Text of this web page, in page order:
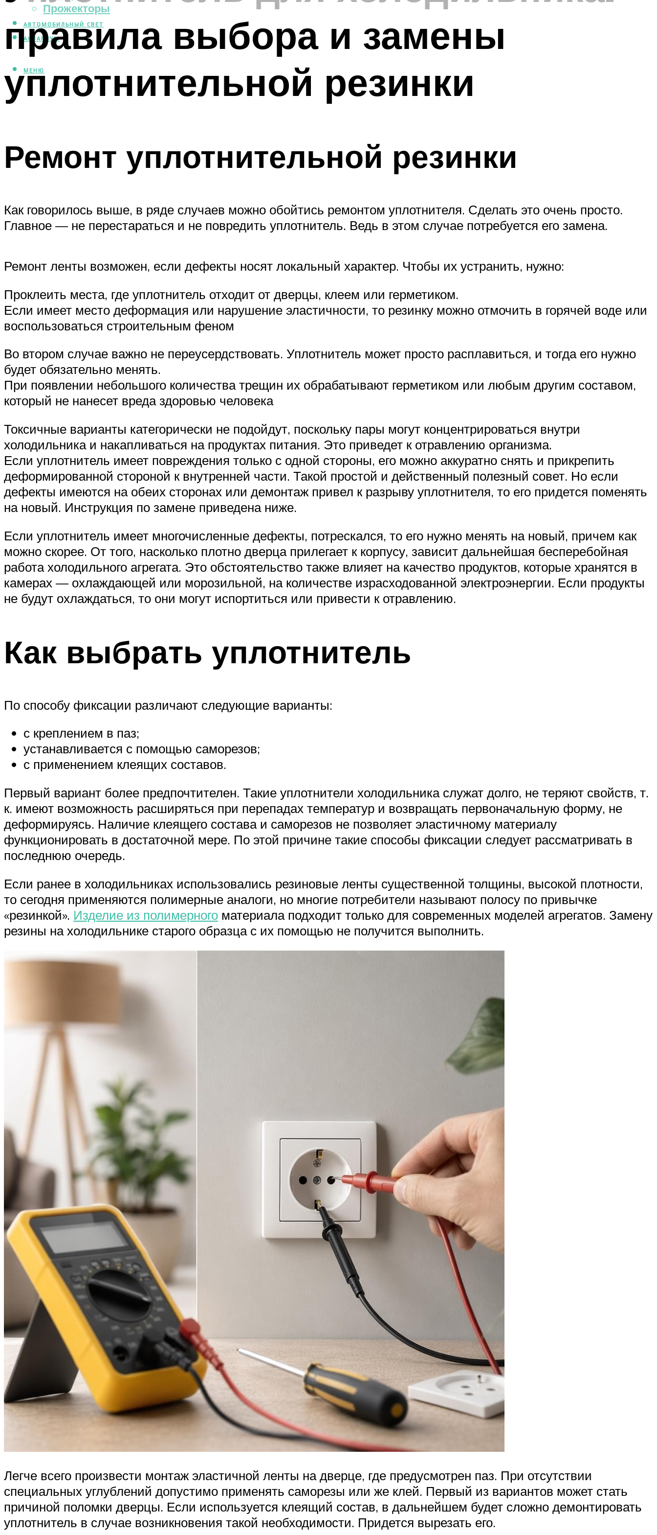
Прожекторы
АВТОМОБИЛЬНЫЙ СВЕТ
АКВАРИУМ
МЕНЮ
правила выбора и замены
уплотнительной резинки
Ремонт уплотнительной резинки
Как говорилось выше, в ряде случаев можно обойтись ремонтом уплотнителя. Сделать это очень просто.
Главное — не перестараться и не повредить уплотнитель. Ведь в этом случае потребуется его замена.
Ремонт ленты возможен, если дефекты носят локальный характер. Чтобы их устранить, нужно:
Проклеить места, где уплотнитель отходит от дверцы, клеем или герметиком.
Если имеет место деформация или нарушение эластичности, то резинку можно отмочить в горячей воде или
воспользоваться строительным феном
Во втором случае важно не переусердствовать. Уплотнитель может просто расплавиться, и тогда его нужно
будет обязательно менять.
При появлении небольшого количества трещин их обрабатывают герметиком или любым другим составом,
который не нанесет вреда здоровью человека
Токсичные варианты категорически не подойдут, поскольку пары могут концентрироваться внутри
холодильника и накапливаться на продуктах питания. Это приведет к отравлению организма.
Если уплотнитель имеет повреждения только с одной стороны, его можно аккуратно снять и прикрепить
деформированной стороной к внутренней части. Такой простой и действенный полезный совет. Но если
дефекты имеются на обеих сторонах или демонтаж привел к разрыву уплотнителя, то его придется поменять
на новый. Инструкция по замене приведена ниже.
Если уплотнитель имеет многочисленные дефекты, потрескался, то его нужно менять на новый, причем как
можно скорее. От того, насколько плотно дверца прилегает к корпусу, зависит дальнейшая бесперебойная
работа холодильного агрегата. Это обстоятельство также влияет на качество продуктов, которые хранятся в
камерах — охлаждающей или морозильной, на количестве израсходованной электроэнергии. Если продукты
не будут охлаждаться, то они могут испортиться или привести к отравлению.
Как выбрать уплотнитель
По способу фиксации различают следующие варианты:
с креплением в паз;
устанавливается с помощью саморезов;
с применением клеящих составов.
Первый вариант более предпочтителен. Такие уплотнители холодильника служат долго, не теряют свойств, т.
к. имеют возможность расширяться при перепадах температур и возвращать первоначальную форму, не
деформируясь. Наличие клеящего состава и саморезов не позволяет эластичному материалу
функционировать в достаточной мере. По этой причине такие способы фиксации следует рассматривать в
последнюю очередь.
Если ранее в холодильниках использовались резиновые ленты существенной толщины, высокой плотности,
то сегодня применяются полимерные аналоги, но многие потребители называют полосу по привычке
«резинкой». Изделие из полимерного материала подходит только для современных моделей агрегатов. Замену
резины на холодильнике старого образца с их помощью не получится выполнить.
Легче всего произвести монтаж эластичной ленты на дверце, где предусмотрен паз. При отсутствии
специальных углублений допустимо применять саморезы или же клей. Первый из вариантов может стать
причиной поломки дверцы. Если используется клеящий состав, в дальнейшем будет сложно демонтировать
уплотнитель в случае возникновения такой необходимости. Придется вырезать его.